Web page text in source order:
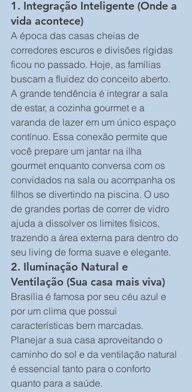
1. Integração Inteligente (Onde a
vida acontece)
A época das casas cheias de
corredores escuros e divisões rígidas
ficou no passado. Hoje, as famílias
buscam a fluidez do conceito aberto.
A grande tendência é integrar a sala
de estar, a cozinha gourmet e a
varanda de lazer em um único espaço
contínuo. Essa conexão permite que
você prepare um jantar na ilha
gourmet enquanto conversa com os
convidados na sala ou acompanha os
filhos se divertindo na piscina. O uso
de grandes portas de correr de vidro
ajuda a dissolver os limites físicos,
trazendo a área externa para dentro do
seu living de forma suave e elegante.
2. Iluminação Natural e
Ventilação (Sua casa mais viva)
Brasília é famosa por seu céu azul e
por um clima que possui
características bem marcadas.
Planejar a sua casa aproveitando o
caminho do sol e da ventilação natural
é essencial tanto para o conforto
quanto para a saúde.